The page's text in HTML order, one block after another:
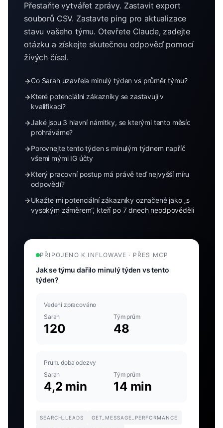
Přestaňte vytvářet zprávy. Zastavit export
souborů CSV. Zastavte ping pro aktualizace
stavu vašeho týmu. Otevřete Claude, zadejte
otázku a získejte skutečnou odpověď pomocí
živých čísel.
Co Sarah uzavřela minulý týden vs průměr týmu?
Které potenciální zákazníky se zastavují v
kvalifikaci?
Jaké jsou 3 hlavní námitky, se kterými tento měsíc
prohráváme?
Porovnejte tento týden s minulým týdnem napříč
všemi mými IG účty
Který pracovní postup má právě teď nejvyšší míru
odpovědí?
Ukažte mi potenciální zákazníky označené jako „s
vysokým záměrem“, kteří po 7 dnech neodpověděli
PŘIPOJENO K INFLOWAVE · PŘES MCP
Jak se týmu dařilo minulý týden vs tento
týden?
Vedení zpracováno
Sarah
120
Tým prům
48
Prům. doba odezvy
Sarah
4,2 min
Tým prům
14 min
SEARCH_LEADS GET_MESSAGE_PERFORMANCE